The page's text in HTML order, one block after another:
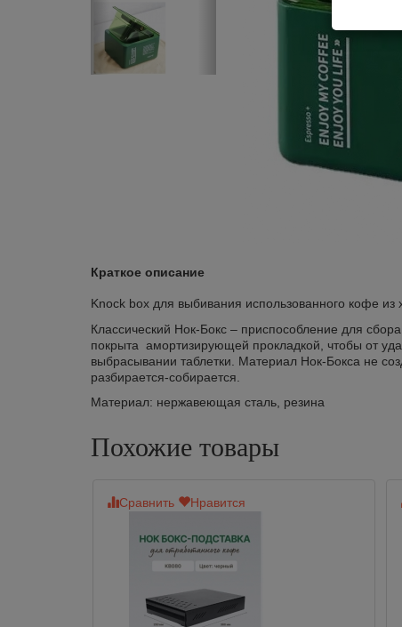
Краткое описание
Knock box для выбивания использованного кофе
Классический Нок-Бокс – приспособление для
покрыта амортизирующей прокладкой, чтобы от
выбрасывании таблетки. Материал Нок-Бокса не
разбирается-собирается.
Материал: нержавеющая сталь, резина
Похожие товары
Сравнить Нравится